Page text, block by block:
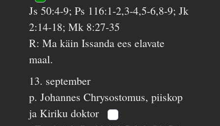
Js 50:4-9; Ps 116:1-2,3-4,5-6,8-9; Jk
2:14-18; Mk 8:27-35
R: Ma käin Issanda ees elavate
maal.
13. september
p. Johannes Chrysostomus, piiskop
ja Kiriku doktor